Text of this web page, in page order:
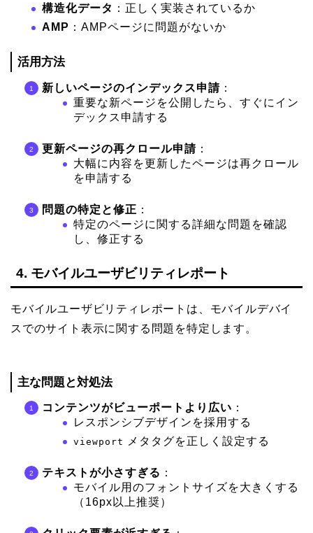
構造化データ ：正しく実装されているか
AMP ：AMPページに問題がないか
活用方法
新しいページのインデックス申請 ：
重要な新ページを公開したら、すぐにイン
デックス申請する
更新ページの再クロール申請 ：
大幅に内容を更新したページは再クロール
を申請する
問題の特定と修正 ：
特定のページに関する詳細な問題を確認
し、修正する
4. モバイルユーザビリティレポート
モバイルユーザビリティレポートは、モバイルデバイ
スでのサイト表示に関する問題を特定します。
主な問題と対処法
コンテンツがビューポートより広い ：
レスポンシブデザインを採用する
viewport メタタグを正しく設定する
テキストが小さすぎる ：
モバイル用のフォントサイズを大きくする
（16px以上推奨）